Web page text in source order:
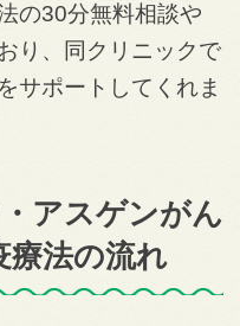
の30分無料相談や
り、同クリニックで
サポートしてくれま
アスゲンがん
療法の流れ